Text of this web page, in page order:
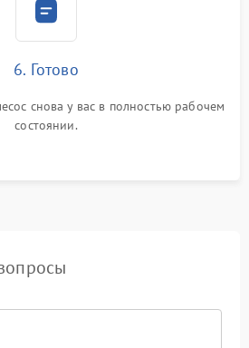
6. Готово
снова у вас в полностью рабочем
состоянии.